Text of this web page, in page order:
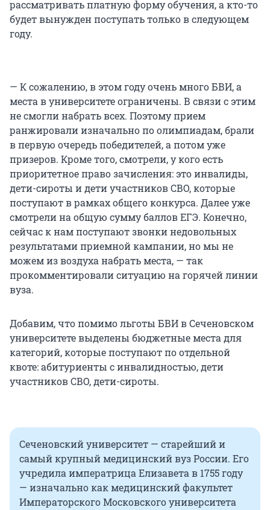
рассматривать платную форму обучения, а кто-то
будет вынужден поступать только в следующем
году.
— К сожалению, в этом году очень много БВИ, а
места в университете ограничены. В связи с этим
не смогли набрать всех. Поэтому прием
ранжировали изначально по олимпиадам, брали
в первую очередь победителей, а потом уже
призеров. Кроме того, смотрели, у кого есть
приоритетное право зачисления: это инвалиды,
дети-сироты и дети участников СВО, которые
поступают в рамках общего конкурса. Далее уже
смотрели на общую сумму баллов ЕГЭ. Конечно,
сейчас к нам поступают звонки недовольных
результатами приемной кампании, но мы не
можем из воздуха набрать места, — так
прокомментировали ситуацию на горячей линии
вуза.
Добавим, что помимо льготы БВИ в Сеченовском
университете выделены бюджетные места для
категорий, которые поступают по отдельной
квоте: абитуриенты с инвалидностью, дети
участников СВО, дети-сироты.
Сеченовский университет — старейший и
самый крупный медицинский вуз России. Его
учредила императрица Елизавета в 1755 году
— изначально как медицинский факультет
Императорского Московского университета